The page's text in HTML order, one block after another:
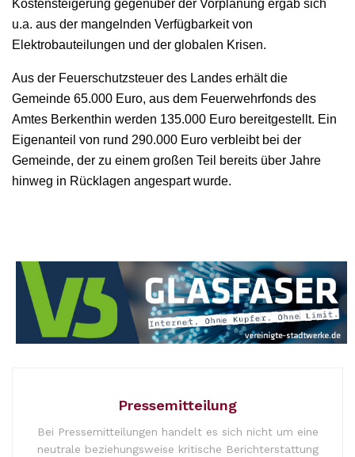
Kostensteigerung gegenüber der Vorplanung ergab sich
u.a. aus der mangelnden Verfügbarkeit von
Elektrobauteilungen und der globalen Krisen.
Aus der Feuerschutzsteuer des Landes erhält die
Gemeinde 65.000 Euro, aus dem Feuerwehrfonds des
Amtes Berkenthin werden 135.000 Euro bereitgestellt. Ein
Eigenanteil von rund 290.000 Euro verbleibt bei der
Gemeinde, der zu einem großen Teil bereits über Jahre
hinweg in Rücklagen angespart wurde.
Pressemitteilung
Bei Pressemitteilungen handelt es sich nicht um eine
neutrale beziehungsweise kritische Berichterstattung